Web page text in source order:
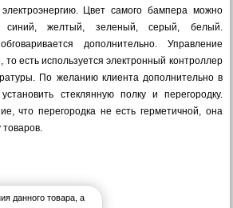
электроэнергию. Цвет самого бампера можно
желтый, зеленый, серый, белый.
дополнительно. Управление
то есть используется электронный контроллер
По желанию клиента дополнительно в
стеклянную полку и перегородку.
что перегородка не есть герметичной, она
товаров.
данного товара, а